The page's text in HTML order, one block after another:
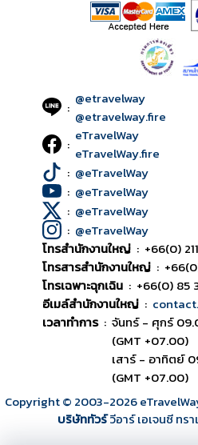
: @etravelway
@etravelway.fire
: eTravelWay
eTravelWay.fire
: @eTravelWay
: @eTravelWay
: @eTravelWay
: @eTravelWay
โทรสำนักงานใหญ่ : +66(0)
โทรสารสำนักงานใหญ่ :
โทรเฉพาะฉุกเฉิน : +66(0) 85
อีเมล์สำนักงานใหญ่ :
เวลาทำการ : จันทร์ - ศุกร์
(GMT +07.00)
เสาร์ - อาทิตย์
(GMT +07.00)
Copyright © 2003-2026
บริษัททัวร์วีอาร์ เอเจนซี ทร